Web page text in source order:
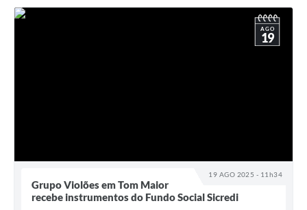
19 AGO 2025 - 11h34
AGO
19
Grupo Violões em Tom Maior
recebe instrumentos do Fundo Social Sicredi